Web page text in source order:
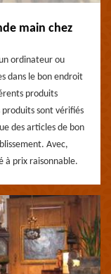
main chez
ordinateur ou
dans le bon endroit
produits
sont vérifiés
des articles de bon
Avec,
à prix raisonnable.